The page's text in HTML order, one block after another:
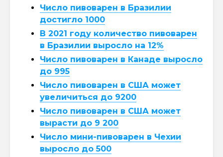
Число пивоварен в Бразилии
достигло 1000
В 2021 году количество пивоварен
в Бразилии выросло на 12%
Число пивоварен в Канаде выросло
до 995
Число пивоварен в США может
увеличиться до 9200
Число пивоварен в США может
вырасти до 9 200
Число мини-пивоварен в Чехии
выросло до 500